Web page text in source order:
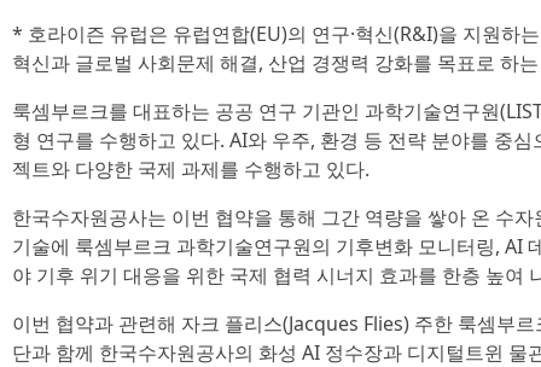
* 호라이즌 유럽은 유럽연합(EU)의 연구·혁신(R&I)을 지원하
혁신과 글로벌 사회문제 해결, 산업 경쟁력 강화를 목표로 하
룩셈부르크를 대표하는 공공 연구 기관인 과학기술연구원
형 연구를 수행하고 있다. AI와 우주, 환경 등 전략 분야를 중
젝트와 다양한 국제 과제를 수행하고 있다.
한국수자원공사는 이번 협약을 통해 그간 역량을 쌓아 온 수
기술에 룩셈부르크 과학기술연구원의 기후변화 모니터링, AI
야 기후 위기 대응을 위한 국제 협력 시너지 효과를 한층 높여
이번 협약과 관련해 자크 플리스(Jacques Flies) 주한 룩셈부
단과 함께 한국수자원공사의 화성 AI 정수장과 디지털트윈 물